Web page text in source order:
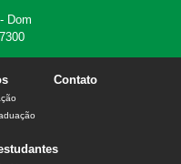
Dom
Contato